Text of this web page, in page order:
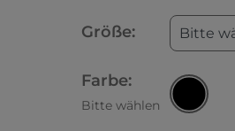
Größe: Bitte
Farbe:
Bitte wählen